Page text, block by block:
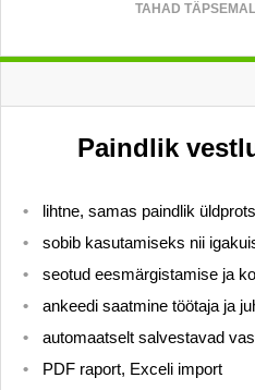
TAHAD
Paindlik
lihtne, samas paindlik
sobib kasutamiseks nii
seotud eesmärgistamise ja
ankeedi saatmine töötaja ja
automaatselt salvestavad
PDF raport, Exceli import